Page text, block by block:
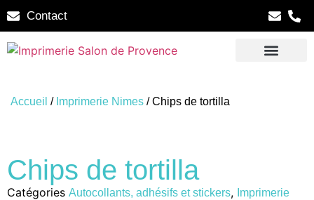
Contact
Accueil / Imprimerie Nimes / Chips de tortilla
Chips de tortilla
Catégories Autocollants, adhésifs et stickers, Imprimerie